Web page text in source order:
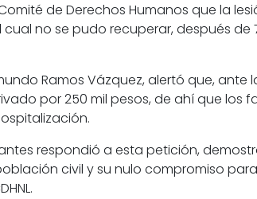
de Derechos Humanos que la
no se pudo recuperar, después
Ramos Vázquez, alertó que,
por 250 mil pesos, de ahí que los
respondió a esta petición,
civil y su nulo compromiso